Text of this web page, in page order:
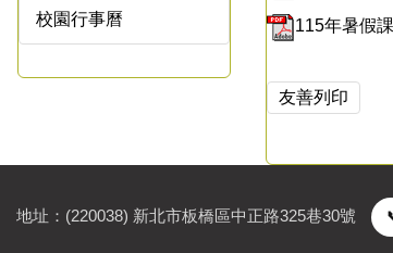
校園行事曆 115年暑假
友善列印
聯絡資訊
地址：(220038) 新北市板橋區中正路325巷30號